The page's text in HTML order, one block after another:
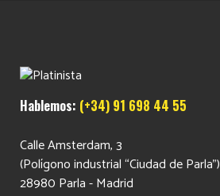
Hablemos: (+34) 91 698 44 55
Calle Amsterdam, 3
(Polígono industrial “Ciudad de Parla”)
28980 Parla - Madrid